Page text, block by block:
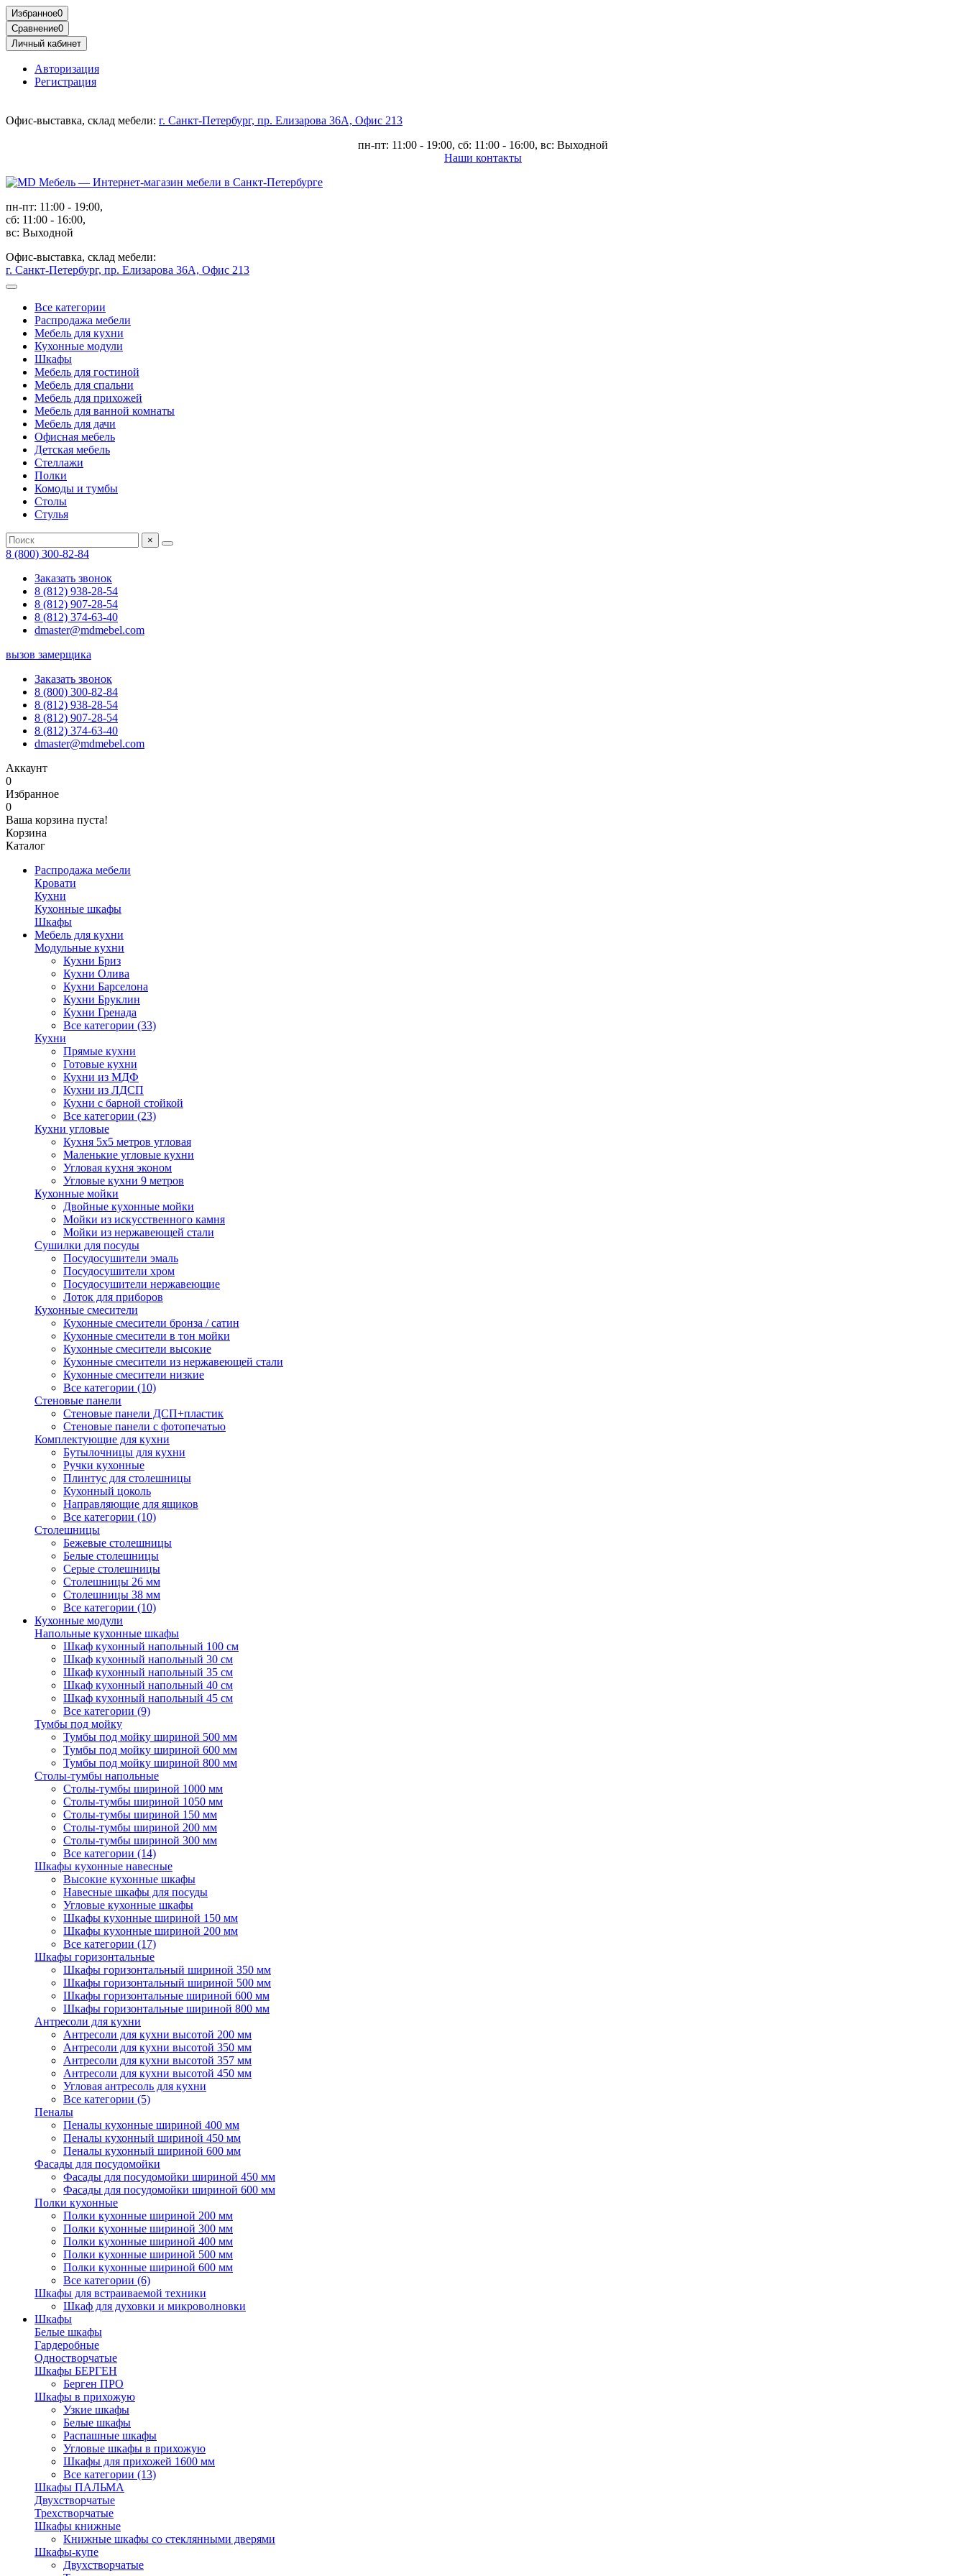
Избранное0
Сравнение0
Личный кабинет
Авторизация
Регистрация
Офис-выставка, склад мебели: г. Санкт-Петербург, пр. Елизарова 36А, Офис 213
пн-пт: 11:00 - 19:00, сб: 11:00 - 16:00, вс: Выходной
Наши контакты
пн-пт: 11:00 - 19:00,
сб: 11:00 - 16:00,
вс: Выходной
Офис-выставка, склад мебели:
г. Санкт-Петербург, пр. Елизарова 36А, Офис 213
Все категории
Распродажа мебели
Мебель для кухни
Кухонные модули
Шкафы
Мебель для гостиной
Мебель для спальни
Мебель для прихожей
Мебель для ванной комнаты
Мебель для дачи
Офисная мебель
Детская мебель
Стеллажи
Полки
Комоды и тумбы
Столы
Стулья
×
8 (800) 300-82-84
Заказать звонок
8 (812) 938-28-54
8 (812) 907-28-54
8 (812) 374-63-40
dmaster@mdmebel.com
вызов замерщика
Заказать звонок
8 (800) 300-82-84
8 (812) 938-28-54
8 (812) 907-28-54
8 (812) 374-63-40
dmaster@mdmebel.com
Аккаунт
0
Избранное
0
Ваша корзина пуста!
Корзина
Каталог
Распродажа мебели
Кровати
Кухни
Кухонные шкафы
Шкафы
Мебель для кухни
Модульные кухни
Кухни Бриз
Кухни Олива
Кухни Барселона
Кухни Бруклин
Кухни Гренада
Все категории (33)
Кухни
Прямые кухни
Готовые кухни
Кухни из МДФ
Кухни из ЛДСП
Кухни с барной стойкой
Все категории (23)
Кухни угловые
Кухня 5х5 метров угловая
Маленькие угловые кухни
Угловая кухня эконом
Угловые кухни 9 метров
Кухонные мойки
Двойные кухонные мойки
Мойки из искусственного камня
Мойки из нержавеющей стали
Сушилки для посуды
Посудосушители эмаль
Посудосушители хром
Посудосушители нержавеющие
Лоток для приборов
Кухонные смесители
Кухонные смесители бронза / сатин
Кухонные смесители в тон мойки
Кухонные смесители высокие
Кухонные смесители из нержавеющей стали
Кухонные смесители низкие
Все категории (10)
Стеновые панели
Стеновые панели ДСП+пластик
Стеновые панели с фотопечатью
Комплектующие для кухни
Бутылочницы для кухни
Ручки кухонные
Плинтус для столешницы
Кухонный цоколь
Направляющие для ящиков
Все категории (10)
Столешницы
Бежевые столешницы
Белые столешницы
Серые столешницы
Столешницы 26 мм
Столешницы 38 мм
Все категории (10)
Кухонные модули
Напольные кухонные шкафы
Шкаф кухонный напольный 100 см
Шкаф кухонный напольный 30 см
Шкаф кухонный напольный 35 см
Шкаф кухонный напольный 40 см
Шкаф кухонный напольный 45 см
Все категории (9)
Тумбы под мойку
Тумбы под мойку шириной 500 мм
Тумбы под мойку шириной 600 мм
Тумбы под мойку шириной 800 мм
Столы-тумбы напольные
Столы-тумбы шириной 1000 мм
Столы-тумбы шириной 1050 мм
Столы-тумбы шириной 150 мм
Столы-тумбы шириной 200 мм
Столы-тумбы шириной 300 мм
Все категории (14)
Шкафы кухонные навесные
Высокие кухонные шкафы
Навесные шкафы для посуды
Угловые кухонные шкафы
Шкафы кухонные шириной 150 мм
Шкафы кухонные шириной 200 мм
Все категории (17)
Шкафы горизонтальные
Шкафы горизонтальный шириной 350 мм
Шкафы горизонтальный шириной 500 мм
Шкафы горизонтальные шириной 600 мм
Шкафы горизонтальные шириной 800 мм
Антресоли для кухни
Антресоли для кухни высотой 200 мм
Антресоли для кухни высотой 350 мм
Антресоли для кухни высотой 357 мм
Антресоли для кухни высотой 450 мм
Угловая антресоль для кухни
Все категории (5)
Пеналы
Пеналы кухонные шириной 400 мм
Пеналы кухонный шириной 450 мм
Пеналы кухонный шириной 600 мм
Фасады для посудомойки
Фасады для посудомойки шириной 450 мм
Фасады для посудомойки шириной 600 мм
Полки кухонные
Полки кухонные шириной 200 мм
Полки кухонные шириной 300 мм
Полки кухонные шириной 400 мм
Полки кухонные шириной 500 мм
Полки кухонные шириной 600 мм
Все категории (6)
Шкафы для встраиваемой техники
Шкаф для духовки и микроволновки
Шкафы
Белые шкафы
Гардеробные
Одностворчатые
Шкафы БЕРГЕН
Берген ПРО
Шкафы в прихожую
Узкие шкафы
Белые шкафы
Распашные шкафы
Угловые шкафы в прихожую
Шкафы для прихожей 1600 мм
Все категории (13)
Шкафы ПАЛЬМА
Двухстворчатые
Трехстворчатые
Шкафы книжные
Книжные шкафы со стеклянными дверями
Шкафы-купе
Двухстворчатые